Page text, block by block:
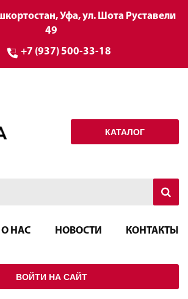
Уфа, ул. Шота Руставели
49
+7 (937) 500-33-18
КАТАЛОГ
О НАС НОВОСТИ КОНТАКТЫ
ВОЙТИ НА САЙТ